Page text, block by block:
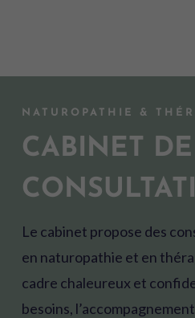
NATUROPATHIE &
CABINET DE
Le cabinet propose des
en naturopathie et en
cadre chaleureux et
besoins,